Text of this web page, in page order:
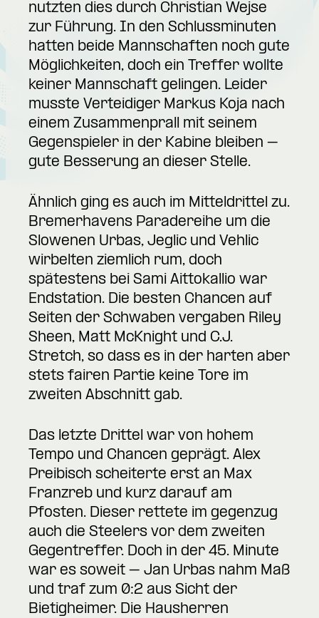
nutzten dies durch Christian Wejse
zur Führung. In den Schlussminuten
hatten beide Mannschaften noch gute
Möglichkeiten, doch ein Treffer wollte
keiner Mannschaft gelingen. Leider
musste Verteidiger Markus Koja nach
einem Zusammenprall mit seinem
Gegenspieler in der Kabine bleiben –
gute Besserung an dieser Stelle.
Ähnlich ging es auch im Mitteldrittel zu.
Bremerhavens Paradereihe um die
Slowenen Urbas, Jeglic und Vehlic
wirbelten ziemlich rum, doch
spätestens bei Sami Aittokallio war
Endstation. Die besten Chancen auf
Seiten der Schwaben vergaben Riley
Sheen, Matt McKnight und C.J.
Stretch, so dass es in der harten aber
stets fairen Partie keine Tore im
zweiten Abschnitt gab.
Das letzte Drittel war von hohem
Tempo und Chancen geprägt. Alex
Preibisch scheiterte erst an Max
Franzreb und kurz darauf am
Pfosten. Dieser rettete im gegenzug
auch die Steelers vor dem zweiten
Gegentreffer. Doch in der 45. Minute
war es soweit – Jan Urbas nahm Maß
und traf zum 0:2 aus Sicht der
Bietigheimer. Die Hausherren